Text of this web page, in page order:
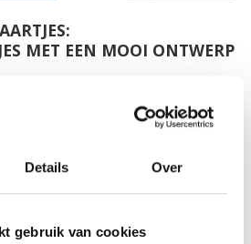
Details Over
gebruik van cookies
MET EEN MOOI ONTWERP